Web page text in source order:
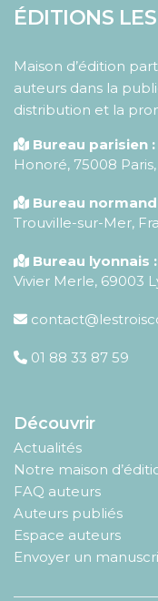
ÉDITIONS
Maison d’édition
auteurs dans la
distribution et la
Bureau parisien :
Honoré, 75008 Paris,
Bureau
Trouville-sur-Mer,
Bureau lyonnais :
Vivier Merle, 69003
01 88 33 87 59
Découvrir
Actualités
Notre maison
FAQ auteurs
Auteurs publiés
Espace auteurs
Envoyer un